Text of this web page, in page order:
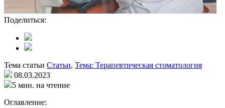
Поделиться:
Тема статьи Статьи, Тема: Терапевтическая стоматология
08.03.2023
5 мин. на чтение
Оглавление: